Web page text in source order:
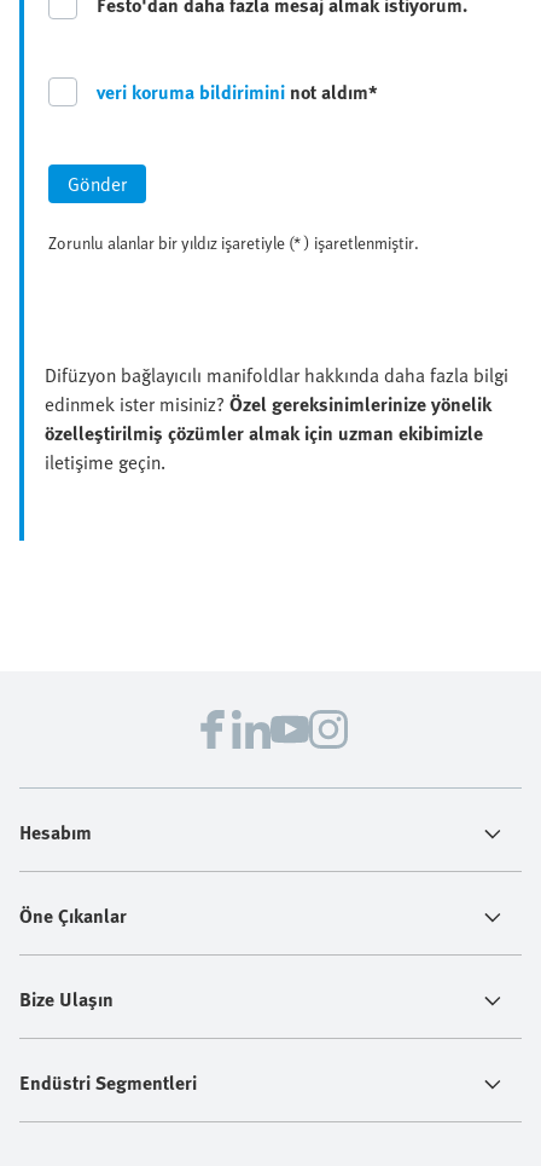
veri koruma bildirimini not aldım*
Gönder
Zorunlu alanlar bir yıldız işaretiyle (* ) işaretlenmiştir.
Difüzyon bağlayıcılı manifoldlar hakkında daha fazla bilgi
edinmek ister misiniz? Özel gereksinimlerinize yönelik
özelleştirilmiş çözümler almak için uzman ekibimizle
iletişime geçin.
Hesabım
Öne Çıkanlar
Bize Ulaşın
Endüstri Segmentleri